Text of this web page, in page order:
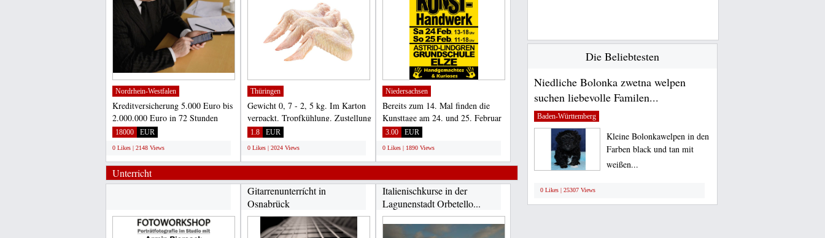
Nordrhein-Westfalen
Kreditversicherung 5.000 Euro bis
2.000.000 Euro in 72 Stunden
Email:
18000 EUR
0 Likes | 2148 Views
Thüringen
Gewicht 0, 7 - 2, 5 kg. Im Karton
verpackt. Tropfkühlung. Zustellung
tiefgefroren....
1.8 EUR
0 Likes | 2024 Views
Niedersachsen
Bereits zum 14. Mal finden die
Kunsttage am 24. und 25. Februar
in Elze statt. Rund...
3.00 EUR
0 Likes | 1890 Views
Unterricht
Gitarrenunterrícht in
Osnabrück
Italienischkurse in der
Lagunenstadt Orbetello...
Die Beliebtesten
Niedliche Bolonka zwetna welpen
suchen liebevolle Familen...
Baden-Württemberg
Kleine Bolonkawelpen in den
Farben black und tan mit
weißen...
0 Likes | 25307 Views